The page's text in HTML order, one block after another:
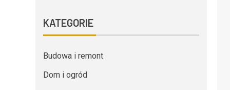
KATEGORIE
Budowa i remont
Dom i ogród